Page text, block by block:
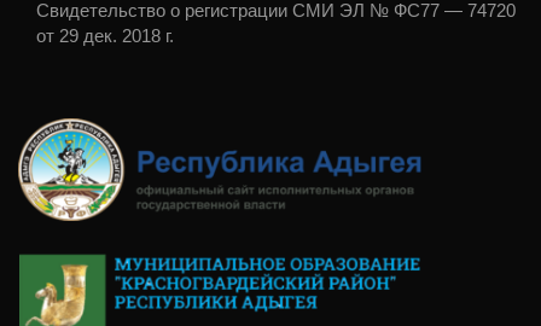
Свидетельство о регистрации СМИ ЭЛ № ФС77 — 74720
от 29 дек. 2018 г.